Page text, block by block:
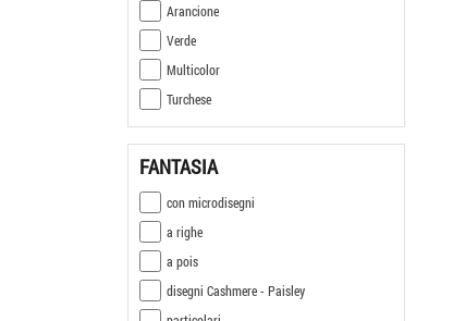
Arancione
Verde
Multicolor
Turchese
FANTASIA
con microdisegni
a righe
a pois
disegni Cashmere - Paisley